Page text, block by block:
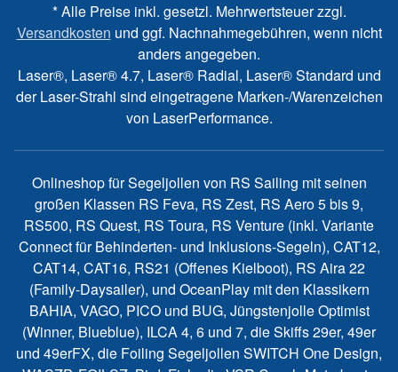
* Alle Preise inkl. gesetzl. Mehrwertsteuer zzgl.
Versandkosten und ggf. Nachnahmegebühren, wenn nicht
anders angegeben.
Laser®, Laser® 4.7, Laser® Radial, Laser® Standard und
der Laser-Strahl sind eingetragene Marken-/Warenzeichen
von LaserPerformance.
Onlineshop für Segeljollen von RS Sailing mit seinen
großen Klassen RS Feva, RS Zest, RS Aero 5 bis 9,
RS500, RS Quest, RS Toura, RS Venture (inkl. Variante
Connect für Behinderten- und Inklusions-Segeln), CAT12,
CAT14, CAT16, RS21 (Offenes Kielboot), RS Aira 22
(Family-Daysailer), und OceanPlay mit den Klassikern
BAHIA, VAGO, PICO und BUG, Jüngstenjolle Optimist
(Winner, Blueblue), ILCA 4, 6 und 7, die Skiffs 29er, 49er
und 49erFX, die Foiling Segeljollen SWITCH One Design,